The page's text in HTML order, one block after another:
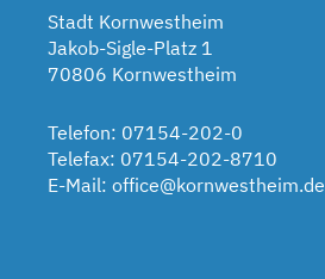
Stadt Kornwestheim
Jakob-Sigle-Platz 1
70806 Kornwestheim
Telefon: 07154-202-0
Telefax: 07154-202-8710
E-Mail: office@kornwestheim.de